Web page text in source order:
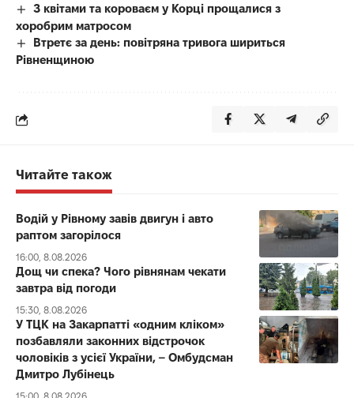
З квітами та короваєм у Корці прощалися з
хоробрим матросом
Втретє за день: повітряна тривога шириться
Рівненщиною
Читайте також
Водій у Рівному завів двигун і авто
раптом загорілося
16:00, 8.08.2026
Дощ чи спека? Чого рівнянам чекати
завтра від погоди
15:30, 8.08.2026
У ТЦК на Закарпатті «одним кліком»
позбавляли законних відстрочок
чоловіків з усієї України, – Омбудсман
Дмитро Лубінець